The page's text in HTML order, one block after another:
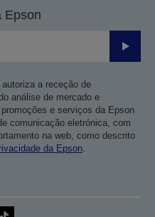
Epson
Enviar
a receção de
análise de mercado e
e serviços da Epson
comunicação eletrónica, com
na web, como descrito
da Epson